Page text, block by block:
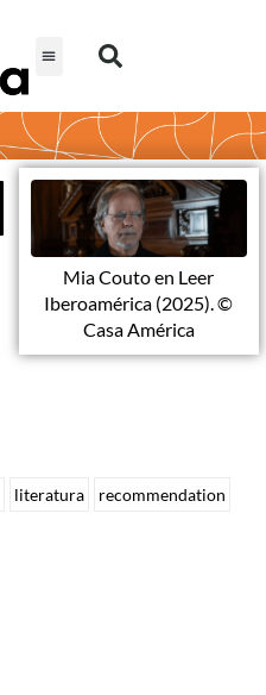
Mia Couto en Leer
Iberoamérica (2025). ©
Casa América
literatura recommendation